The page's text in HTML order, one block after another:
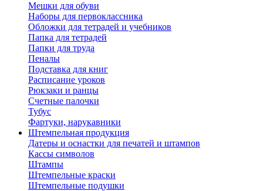
Мешки для обуви
Наборы для первоклассника
Обложки для тетрадей и учебников
Папка для тетрадей
Папки для труда
Пеналы
Подставка для книг
Расписание уроков
Рюкзаки и ранцы
Счетные палочки
Тубус
Фартуки, нарукавники
Штемпельная продукция
Датеры и оснастки для печатей и штампов
Кассы символов
Штампы
Штемпельные краски
Штемпельные подушки